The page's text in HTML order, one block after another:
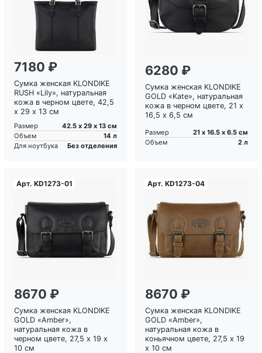
7180 ₽
Сумка женская KLONDIKE
RUSH «Lily», натуральная
кожа в черном цвете, 42,5
х 29 х 13 см
Размер
42.5 х 29 х 13 см
Объем
14 л
Для ноутбука
Без отделения
6280 ₽
Сумка женская KLONDIKE
GOLD «Kate», натуральная
кожа в черном цвете, 21 х
16,5 х 6,5 см
Размер
21 х 16.5 х 6.5 см
Объем
2 л
Арт. KD1273-01
Загрузка...
8670 ₽
Сумка женская KLONDIKE
GOLD «Amber»,
натуральная кожа в
черном цвете, 27,5 х 19 х
10 см
Арт. KD1273-04
Загрузка...
8670 ₽
Сумка женская KLONDIKE
GOLD «Amber»,
натуральная кожа в
коньячном цвете, 27,5 х 19
х 10 см